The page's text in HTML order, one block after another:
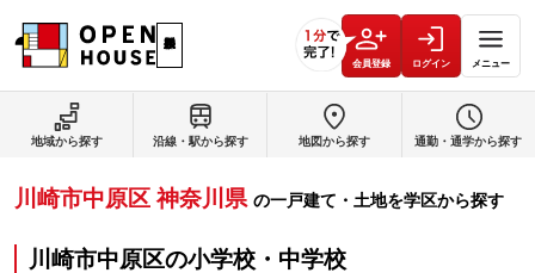
会員登録 ログイン メニュー
地域から探す 沿線・駅から探す 地図から探す 通勤・通学から探す
川崎市中原区神奈川県 の一戸建て・土地を学区から探す
川崎市中原区の小学校・中学校